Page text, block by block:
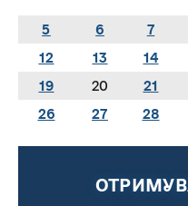
5
6 7
12
13 14
19
20 21
26
27 28